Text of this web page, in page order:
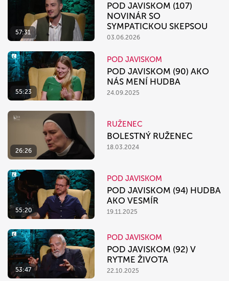
57:31
POD JAVISKOM (107)
NOVINÁR SO
SYMPATICKOU SKEPSOU
03.06.2026
55:23
POD JAVISKOM
POD JAVISKOM (90) AKO
NÁS MENÍ HUDBA
24.09.2025
26:26
RUŽENEC
BOLESTNÝ RUŽENEC
18.03.2024
55:20
POD JAVISKOM
POD JAVISKOM (94) HUDBA
AKO VESMÍR
19.11.2025
53:47
POD JAVISKOM
POD JAVISKOM (92) V
RYTME ŽIVOTA
22.10.2025